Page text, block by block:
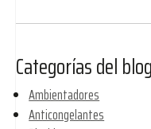
Categorías del blog
Ambientadores
Anticongelantes